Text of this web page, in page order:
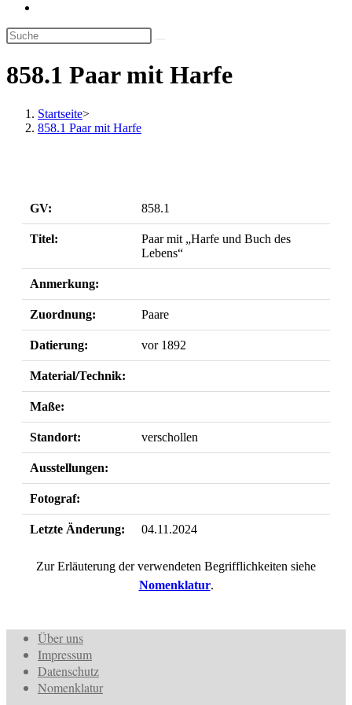
umschalten
858.1 Paar mit Harfe
Startseite>
858.1 Paar mit Harfe
GV: 858.1
Titel:
Paar mit „Harfe und Buch des
Lebens“
Anmerkung:
Zuordnung: Paare
Datierung: vor 1892
Material/Technik:
Maße:
Standort: verschollen
Ausstellungen:
Fotograf:
Letzte Änderung: 04.11.2024
Zur Erläuterung der verwendeten Begrifflichkeiten siehe
Nomenklatur.
Über uns
Impressum
Datenschutz
Nomenklatur